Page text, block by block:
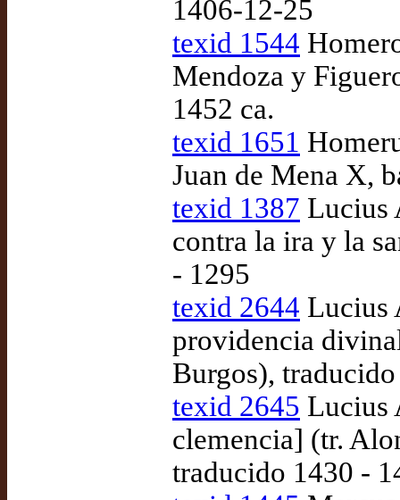
1406-12-25
texid 1544
Mendoza y
1452 ca.
texid 1651
Juan de Mena X,
texid 1387 Lucius
contra la ira y la
- 1295
texid 2644 Lucius
providencia
Burgos),
texid 2645 Lucius
clemencia] (tr.
traducido 1430 -